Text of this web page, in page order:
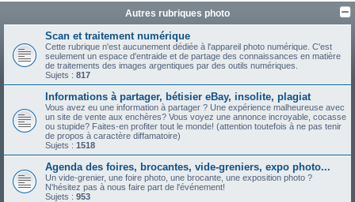
Autres rubriques photo
Scan et traitement numérique
Cette rubrique n'est aucunement dédiée à l'appareil photo numérique. C'est
seulement un espace d'entraide et de partage des connaissances en matière
de traitements des images argentiques par des outils numériques.
Sujets : 817
Informations à partager, bétisier eBay, insolite, plagiat
Vous avez eu une information à partager ? Une expérience malheureuse avec
un site de vente aux enchères? Vous voyez une annonce incroyable, cocasse
ou stupide? Faites-en profiter tout le monde! (attention toutefois à ne pas tenir
de propos à caractère diffamatoire)
Sujets : 1518
Agenda des foires, brocantes, vide-greniers, expo photo...
Un vide-grenier, une foire photo, une brocante, une exposition photo ?
N'hésitez pas à nous faire part de l'événement!
Sujets : 953